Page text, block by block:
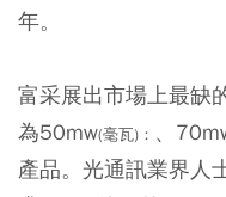
年。
富采展出市場上最缺
為50mw(毫瓦)： 、
產品。光通訊業界人